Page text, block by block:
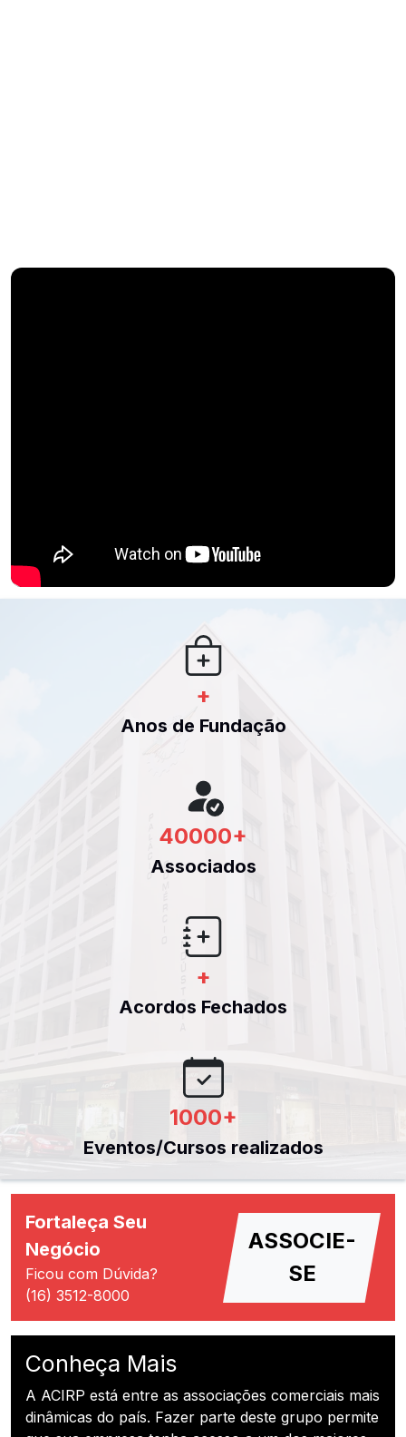
+
Anos de Fundação
40000+
Associados
+
Acordos Fechados
1000+
Eventos/Cursos realizados
Fortaleça Seu
Negócio
Ficou com Dúvida?
(16) 3512-8000
ASSOCIE-
SE
Conheça Mais
A ACIRP está entre as associações comerciais mais
dinâmicas do país. Fazer parte deste grupo permite